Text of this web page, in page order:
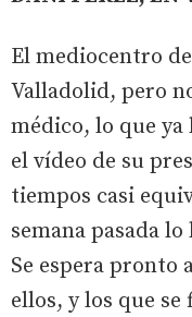
El mediocentro
Valladolid, pero
médico, lo que
el vídeo de su
tiempos casi
semana pasada
Se espera pronto
ellos, y los que